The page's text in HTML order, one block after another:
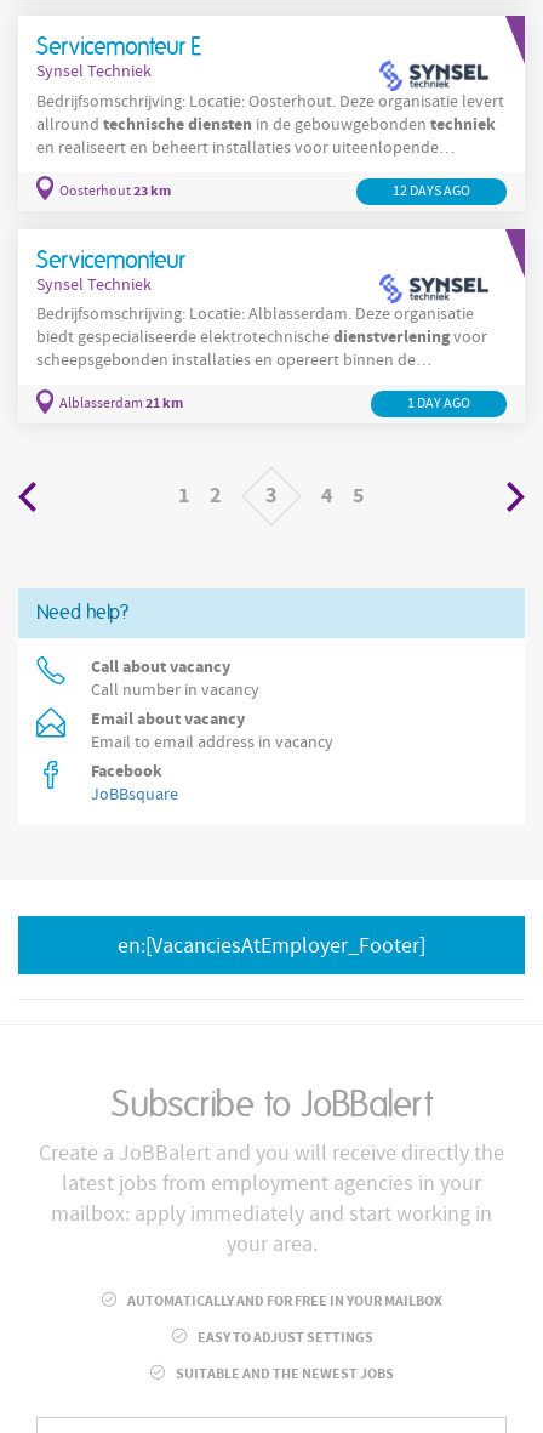
installaties waarbij
Servicemonteur E
Synsel Techniek
Bedrijfsomschrijving: Locatie: Oosterhout. Deze organisatie levert
allround technischediensten in de gebouwgebonden techniek
en realiseert en beheert installaties voor uiteenlopende
opdrachtgevers. De organisatie richt zich op onderhoud,
storingsdienstenen het in bedrijf stellen van installaties binnen
Oosterhout23 km 12 DAYS AGO
Servicemonteur
Synsel Techniek
Bedrijfsomschrijving: Locatie: Alblasserdam. Deze organisatie
biedt gespecialiseerde elektrotechnischedienstverleningvoor
scheepsgebonden installaties en opereert binnen de
werkzaamheden richten zich op onderhoud, reparatie en
Alblasserdam 21 km 1 DAY AGO
1 2 3 4 5
Need help?
Call about vacancy
Call number in vacancy
Email about vacancy
Email to email address in vacancy
Facebook
JoBBsquare
en:[VacanciesAtEmployer_Footer]
Subscribe to JoBBalert
Create a JoBBalert and you will receive directly the
latest jobs from employment agencies in your
mailbox: apply immediately and start working in
your area.
AUTOMATICALLY AND FOR FREE IN YOUR MAILBOX
EASY TO ADJUST SETTINGS
SUITABLE AND THE NEWEST JOBS